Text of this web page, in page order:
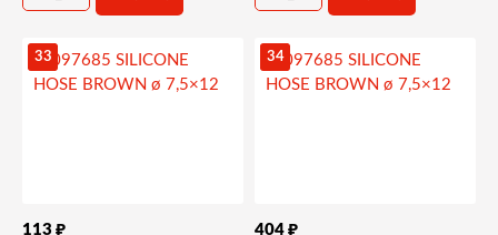
33
113 ₽
34
404 ₽